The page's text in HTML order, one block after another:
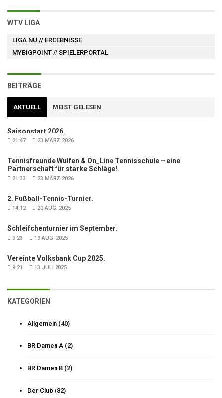
WTV LIGA
LIGA NU // ERGEBNISSE
MYBIGPOINT // SPIELERPORTAL
BEITRÄGE
AKTUELL MEIST GELESEN
Saisonstart 2026.
21:47 23 MÄRZ 2026
Tennisfreunde Wulfen & On_Line Tennisschule – eine
Partnerschaft für starke Schläge!.
21:33 23 MÄRZ 2026
2. Fußball-Tennis-Turnier.
14:12 20 AUG. 2025
Schleifchenturnier im September.
9:23 19 AUG. 2025
Vereinte Volksbank Cup 2025.
9:21 13 JULI 2025
KATEGORIEN
Allgemein (40)
BR Damen A (2)
BR Damen B (2)
Der Club (82)